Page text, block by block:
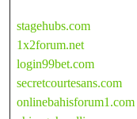
stagehubs.com
1x2forum.net
login99bet.com
secretcourtesans.com
onlinebahisforum1.com